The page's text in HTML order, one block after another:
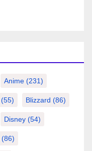
Anime (231)
(55) Blizzard (86)
Disney (54)
(86)